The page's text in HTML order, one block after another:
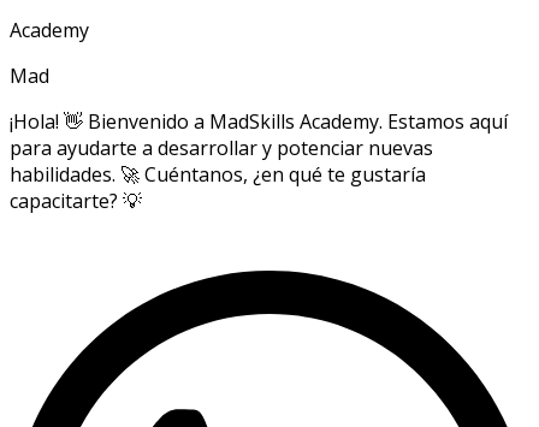
Academy
Mad
¡Hola! 👋 Bienvenido a MadSkills Academy. Estamos aquí
para ayudarte a desarrollar y potenciar nuevas
habilidades. 🚀 Cuéntanos, ¿en qué te gustaría
capacitarte? 💡